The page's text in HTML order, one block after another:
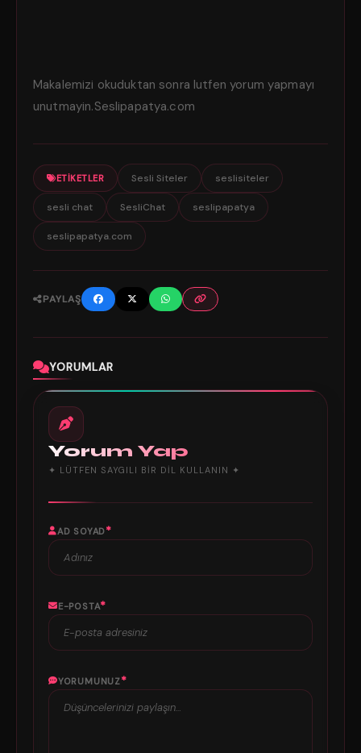
Makalemizi okuduktan sonra lutfen yorum yapmayı
unutmayin.Seslipapatya.com
ETIKETLER Sesli Siteler seslisiteler
sesli chat SesliChat seslipapatya
seslipapatya.com
PAYLAŞ
YORUMLAR
Yorum Yap
✦ LÜTFEN SAYGILI BIR DIL KULLANIN ✦
AD SOYAD*
E-POSTA*
YORUMUNUZ*